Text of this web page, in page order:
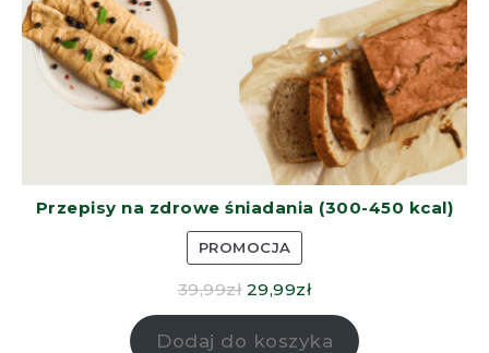
Przepisy na zdrowe śniadania (300-450 kcal)
PROMOCJA
39,99zł 29,99zł
Dodaj do koszyka